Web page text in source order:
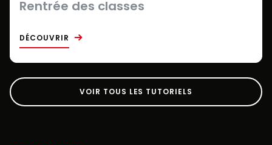
Rentrée des classes
DÉCOUVRIR
VOIR TOUS LES TUTORIELS